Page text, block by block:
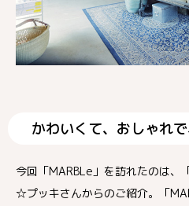
かわいくて、おしゃれ
今回「MARBLe」を訪れたのは、
☆プッキさんからのご紹介。「